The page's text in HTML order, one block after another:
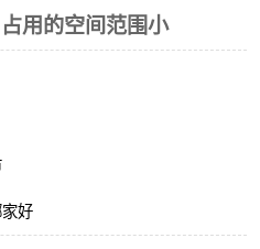
用的空间范围小
好